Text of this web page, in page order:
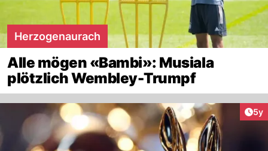
Herzogenaurach
Alle mögen «Bambi»: Musiala
plötzlich Wembley-Trumpf
5y